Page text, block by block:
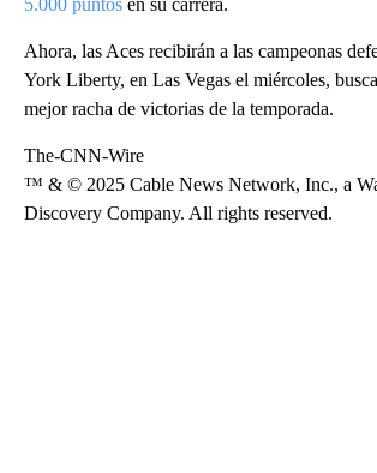
5.000 puntos en su carrera.
Ahora, las Aces recibirán a las campeonas
York Liberty, en Las Vegas el miércoles,
mejor racha de victorias de la temporada.
The-CNN-Wire
™ & © 2025 Cable News Network, Inc., a
Discovery Company. All rights reserved.